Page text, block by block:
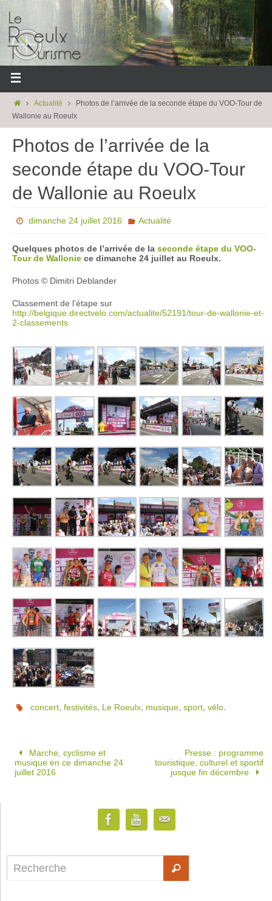
Actualité
Photos de l’arrivée de la seconde étape du VOO-Tour de
Wallonie au Roeulx
Photos de l’arrivée de la
seconde étape du VOO-Tour
de Wallonie au Roeulx
dimanche 24 juillet 2016 Actualité
Quelques photos de l’arrivée de la seconde étape du VOO-
Tour de Wallonie ce dimanche 24 juillet au Roeulx.
Photos © Dimitri Deblander
Classement de l’étape sur
http://belgique.directvelo.com/actualite/52191/tour-de-wallonie-et-
2-classements
concert,festivités, Le Roeulx, musique,sport,vélo.
Marche, cyclisme et
musique en ce dimanche 24
juillet 2016
Presse : programme
touristique, culturel et sportif
jusque fin décembre